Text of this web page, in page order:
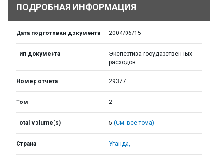
ПОДРОБНАЯ ИНФОРМАЦИЯ
Дата подготовки документа 2004/06/15
Тип документа
Экспертиза государственных
расходов
Номер отчета 29377
Том 2
Total Volume(s) 5 (См. все тома)
Страна Уганда,